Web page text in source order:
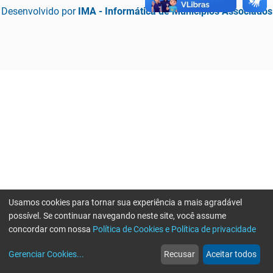
Desenvolvido por IMA - Informática de Municípios Associados
web
Notícias
more_horiz
Mais
Usamos cookies para tornar sua experiência a mais agradável
possível. Se continuar navegando neste site, você assume
concordar com nossa Política de Cookies e Política de privacidade
Gerenciar Cookies... Recusar Aceitar todos
Erro ao enviar informações, por favor tente novamente